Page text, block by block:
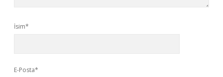
İsim*
E-Posta*